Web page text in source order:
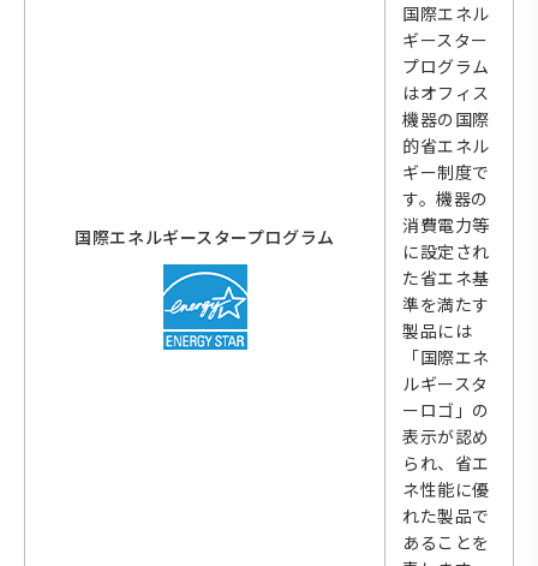
国際エネルギースタープログラム
国際エネル
ギースター
プログラム
はオフィス
機器の国際
的省エネル
ギー制度で
す。機器の
消費電力等
に設定され
た省エネ基
準を満たす
製品には
「国際エネ
ルギースタ
ーロゴ」の
表示が認め
られ、省エ
ネ性能に優
れた製品で
あることを